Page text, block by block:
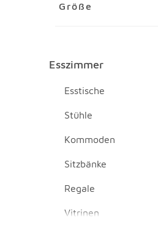
Größe
Esszimmer Überspringen
Esszimmer
Esstische
Stühle
Kommoden
Sitzbänke
Regale
Vitrinen